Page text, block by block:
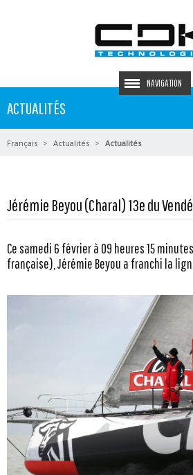
NAVIGATION
ACTUALITÉS
Français Actualités Actualités
Jérémie Beyou (Charal) 13e du
Ce samedi 6 février à 09 heures 15
française), Jérémie Beyou a franchi la